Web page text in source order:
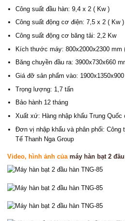
Công suất đầu hàn: 9,4 x 2 ( Kw )
Công suất động cơ điện: 7,5 x 2 ( Kw )
Công suất động cơ băng tải: 2,2 Kw
Kích thước máy: 800x2000x2300 mm
Băng chuyền đầu ra: 3900x730x660
Giá đỡ sản phẩm vào:
Trọng lượng: 1,7 tấn
Bảo hành 12 tháng
Xuất xứ: Hàng nhập khẩu Trung Quốc
Đơn vị nhập khẩu và phân phối: Công
Tế Thanh Nga Group
Video, hình ảnh của máy hàn bạt 2